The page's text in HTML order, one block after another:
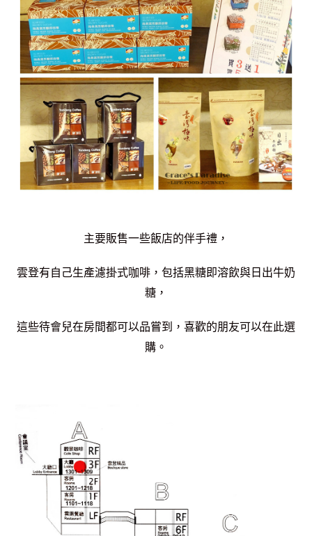
主要販售一些飯店的伴手禮，
雲登有自己生產濾掛式咖啡，包括黑糖即溶飲與日出牛奶
糖，
這些待會兒在房間都可以品嘗到， 喜歡的朋友可以在此選
購。